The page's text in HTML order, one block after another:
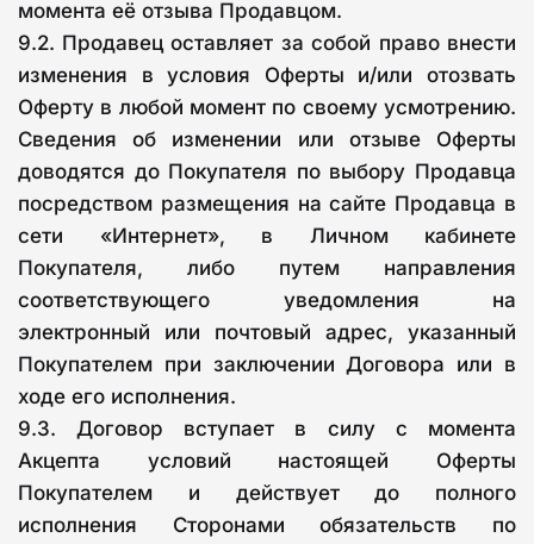
момента её отзыва Продавцом.
9.2. Продавец оставляет за собой право внести
изменения в условия Оферты и/или отозвать
Оферту в любой момент по своему усмотрению.
Сведения об изменении или отзыве Оферты
доводятся до Покупателя по выбору Продавца
посредством размещения на сайте Продавца в
сети «Интернет», в Личном кабинете
Покупателя, либо путем направления
соответствующего уведомления на
электронный или почтовый адрес, указанный
Покупателем при заключении Договора или в
ходе его исполнения.
9.3. Договор вступает в силу с момента
Акцепта условий настоящей Оферты
Покупателем и действует до полного
исполнения Сторонами обязательств по